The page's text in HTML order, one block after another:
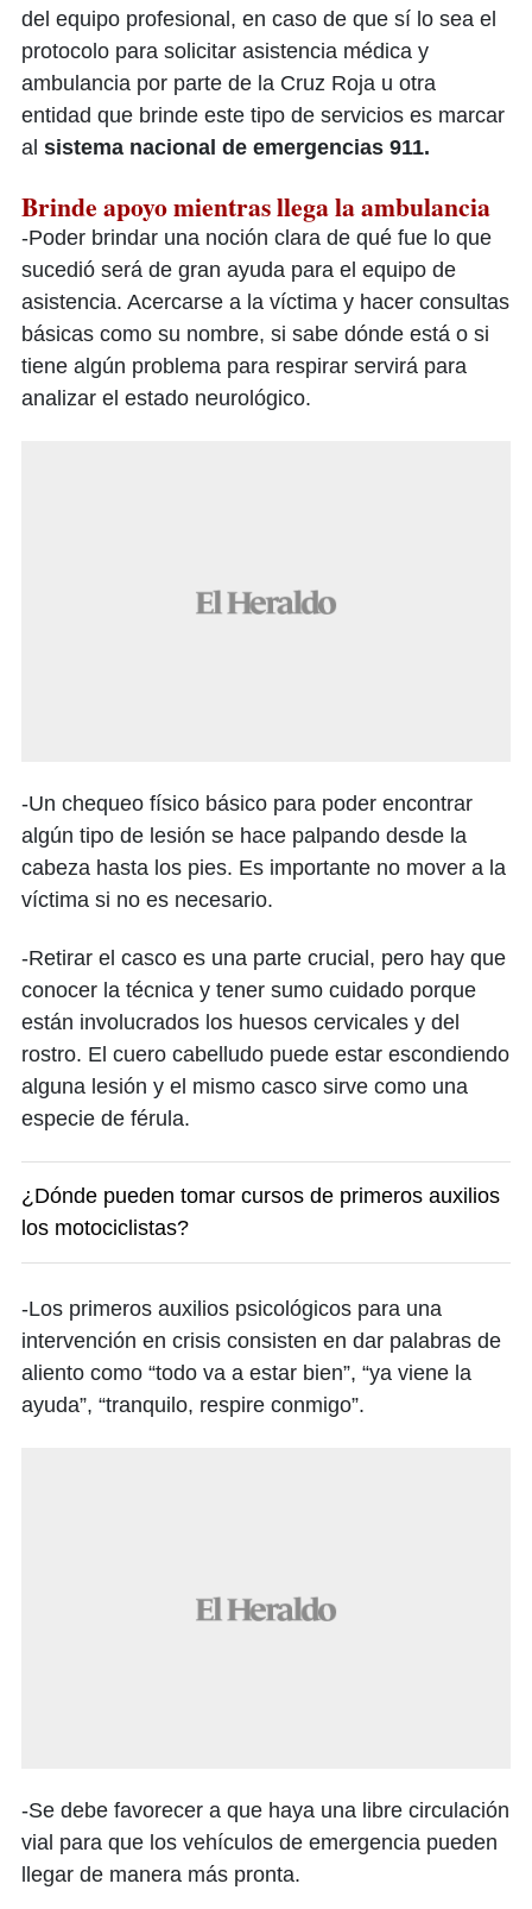
del equipo profesional, en caso de que sí lo sea el
protocolo para solicitar asistencia médica y
ambulancia por parte de la Cruz Roja u otra
entidad que brinde este tipo de servicios es marcar
al sistema nacional de emergencias 911.
Brinde apoyo mientras llega la ambulancia
-Poder brindar una noción clara de qué fue lo que
sucedió será de gran ayuda para el equipo de
asistencia. Acercarse a la víctima y hacer consultas
básicas como su nombre, si sabe dónde está o si
tiene algún problema para respirar servirá para
analizar el estado neurológico.
-Un chequeo físico básico para poder encontrar
algún tipo de lesión se hace palpando desde la
cabeza hasta los pies. Es importante no mover a la
víctima si no es necesario.
-Retirar el casco es una parte crucial, pero hay que
conocer la técnica y tener sumo cuidado porque
están involucrados los huesos cervicales y del
rostro. El cuero cabelludo puede estar escondiendo
alguna lesión y el mismo casco sirve como una
especie de férula.
¿Dónde pueden tomar cursos de primeros auxilios
los motociclistas?
-Los primeros auxilios psicológicos para una
intervención en crisis consisten en dar palabras de
aliento como “todo va a estar bien”, “ya viene la
ayuda”, “tranquilo, respire conmigo”.
-Se debe favorecer a que haya una libre circulación
vial para que los vehículos de emergencia pueden
llegar de manera más pronta.